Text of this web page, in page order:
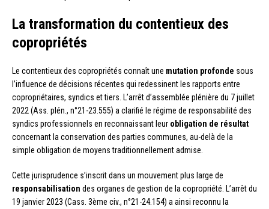
La transformation du contentieux des
copropriétés
Le contentieux des copropriétés connaît une mutation profonde sous
l’influence de décisions récentes qui redessinent les rapports entre
copropriétaires, syndics et tiers. L’arrêt d’assemblée plénière du 7 juillet
2022 (Ass. plén., n°21-23.555) a clarifié le régime de responsabilité des
syndics professionnels en reconnaissant leur obligation de résultat
concernant la conservation des parties communes, au-delà de la
simple obligation de moyens traditionnellement admise.
Cette jurisprudence s’inscrit dans un mouvement plus large de
responsabilisation des organes de gestion de la copropriété. L’arrêt du
19 janvier 2023 (Cass. 3ème civ., n°21-24.154) a ainsi reconnu la